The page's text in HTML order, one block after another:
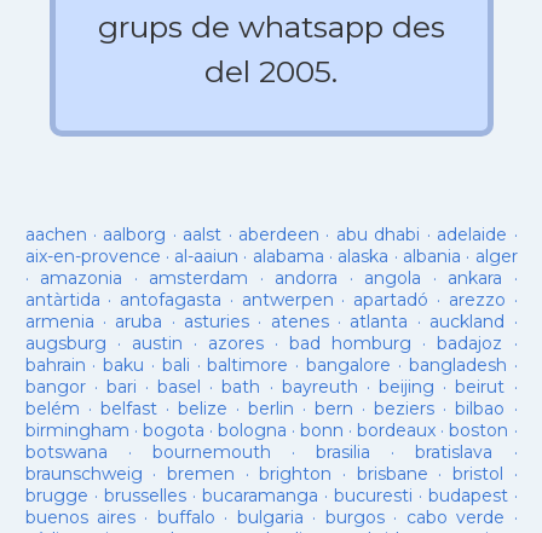
grups de whatsapp des
del 2005.
aachen · aalborg · aalst · aberdeen · abu dhabi · adelaide ·
aix-en-provence · al-aaiun · alabama · alaska · albania · alger
· amazonia · amsterdam · andorra · angola · ankara ·
antàrtida · antofagasta · antwerpen · apartadó · arezzo ·
armenia · aruba · asturies· atenes· atlanta · auckland ·
augsburg · austin · azores·bad homburg ·badajoz ·
bahrain ·baku · bali ·baltimore ·bangalore · bangladesh ·
bangor· bari ·basel ·bath · bayreuth ·beijing ·beirut ·
belém · belfast· belize · berlin ·bern ·beziers ·bilbao ·
birmingham · bogota · bologna ·bonn ·bordeaux ·boston ·
botswana · bournemouth ·brasilia ·bratislava ·
braunschweig · bremen ·brighton · brisbane · bristol ·
brugge · brusselles· bucaramanga · bucuresti · budapest·
buenos aires· buffalo · bulgaria · burgos· cabo verde ·